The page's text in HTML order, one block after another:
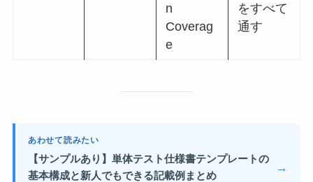
n
Coverag
e
をすべて
通す
あわせて読みたい
【サンプルあり】単体テスト仕様書テンプレートの
基本構成と新人でもできる記載例まとめ
→